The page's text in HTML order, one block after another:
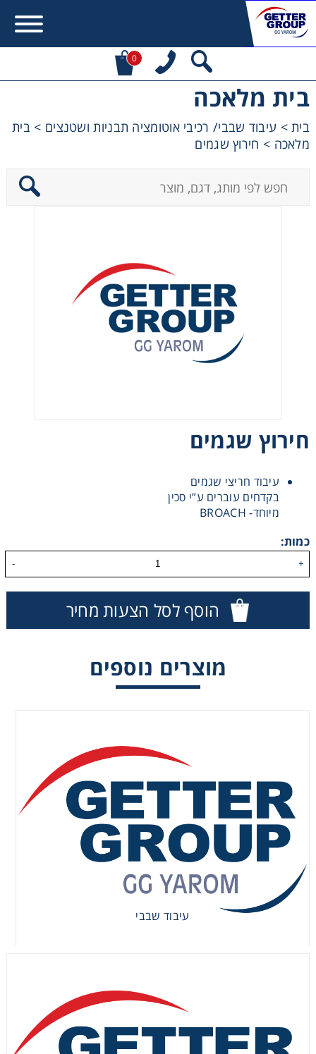
0
בית מלאכה
בית> עיבוד שבבי/ רכיבי אוטומציה תבניות ושטנצים > בית
מלאכה > חירוץ שגמים
חירוץ שגמים
עיבוד חריצי שגמים
בקדחים עוברים ע”י סכין
מיוחד- BROACH
כמות:
+
-
הוסף לסל הצעות מחיר
מוצרים נוספים
עיבוד שבבי
עיבוד שבבי
Contact form not found.
מעונין לקבל הצעת מחיר או מידע עבור:
מקשרים, מצמדים ובלמים
שרשראות, גלגלי שרשרת וגלגלי שיניים
רצועות וי, רצועות תזמון וגלגלים
פיקוד ובקרה
רשתות ואביזרי מסוע